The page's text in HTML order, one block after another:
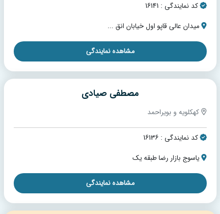
کد نمایندگی : 16141
میدان عالی قاپو اول خیابان انق ...
مشاهده نمایندگی
مصطفی صیادی
کهکلویه و بویراحمد
کد نمایندگی : 16136
یاسوج بازار رضا طبقه یک
مشاهده نمایندگی